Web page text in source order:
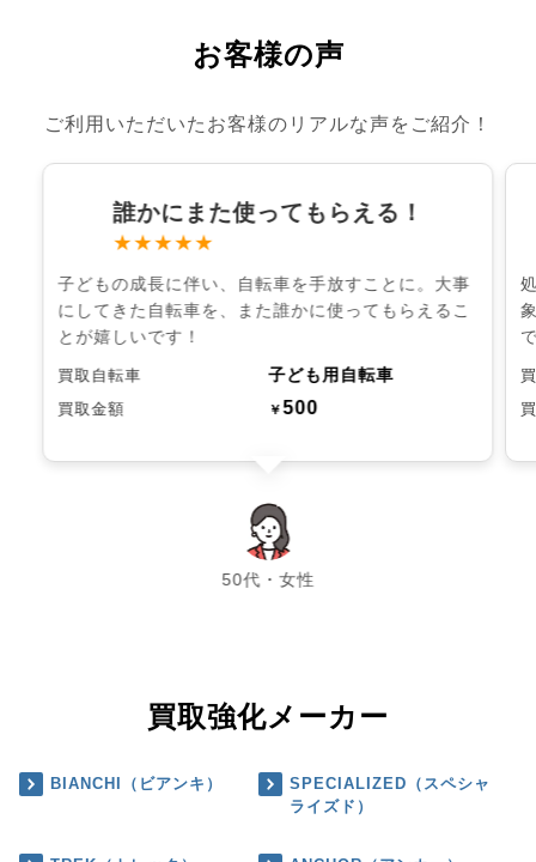
お客様の声
ご利用いただいたお客様のリアルな声をご紹介！
誰かにまた使ってもらえる！
★★★★★
子どもの成長に伴い、自転車を手放すことに。大事
にしてきた自転車を、また誰かに使ってもらえるこ
とが嬉しいです！
買取自転車 子ども用自転車
買取金額 ￥500
50代・女性
chevron_left chevron_right
買取強化メーカー
BIANCHI（ビアンキ）
SPECIALIZED（スペシャ
ライズド）